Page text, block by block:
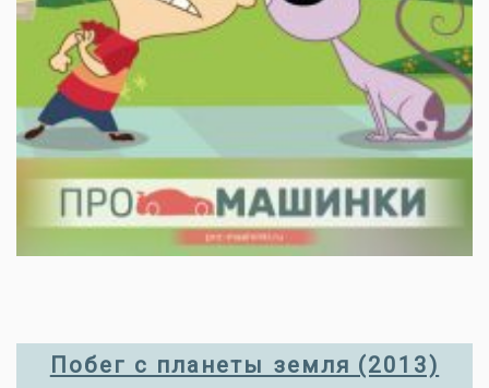
Побег с планеты земля (2013)